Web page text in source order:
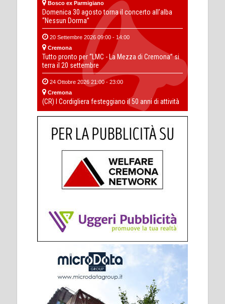
Bosco ex Parmigiano
Domenica 30 agosto torna il concerto all’alba
“Nessun Dorma”
20 Settembre 2026 09:00 - 14:00
Cremona
Tutto pronto per “LMC - La Mezza di Cremona” si
terra il 20 settembre
24 Ottobre 2026 21:00 - 23:00
Cremona
(CR) I Cordigliera festeggiano il 50 anni di attività